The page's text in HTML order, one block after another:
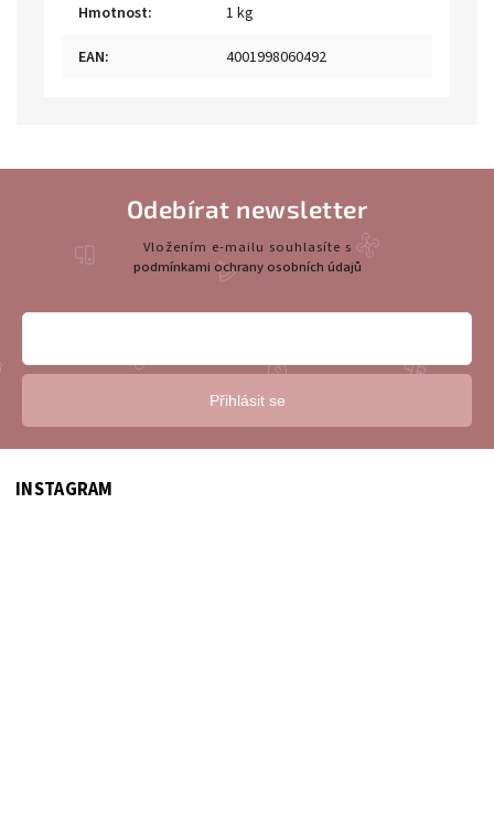
Hmotnost:
1 kg
EAN: 4001998060492
INSTAGRAM
Odebírat newsletter
Vložením e-mailu souhlasíte s
podmínkami ochrany osobních údajů
Přihlásit se